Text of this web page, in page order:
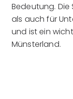
Bedeutung.
als auch für
und ist ein
Münsterland.